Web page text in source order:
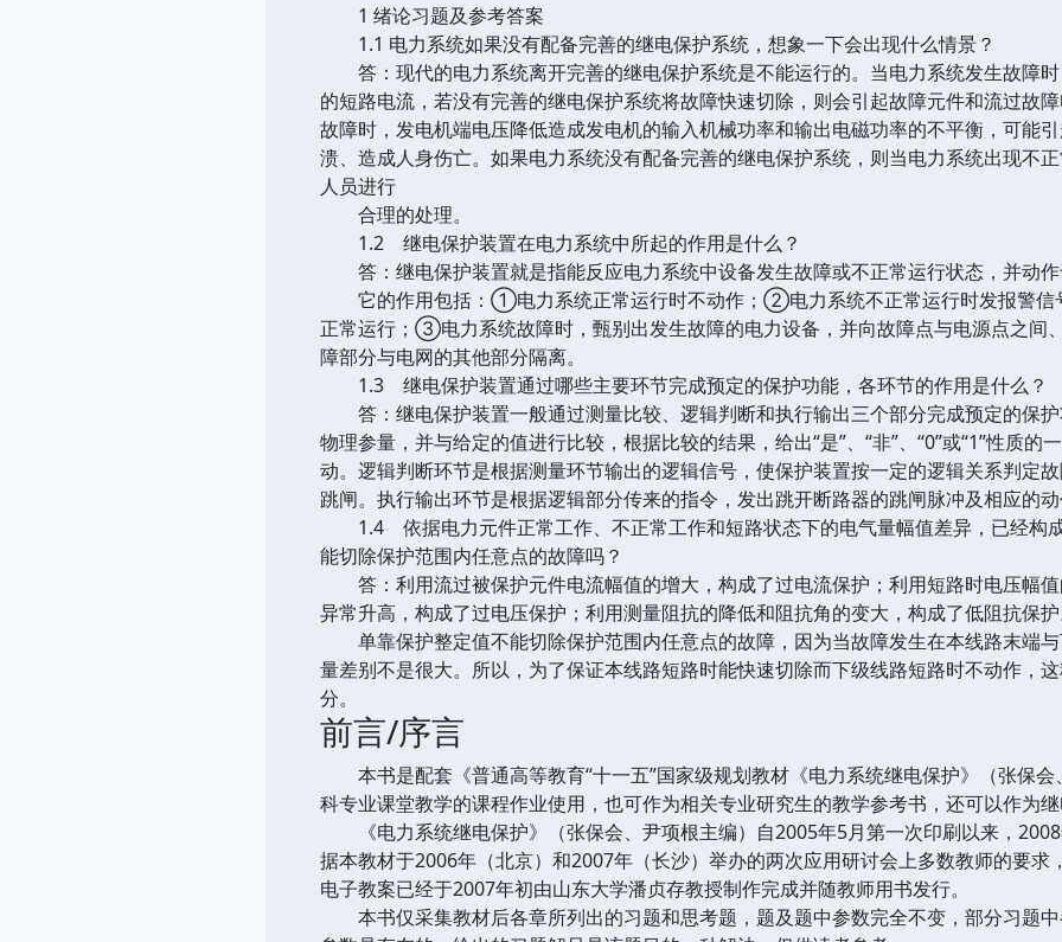
1 绪论习题及参考答案
1.1 电力系统如果没有配备完善的继电保护系统，想象一下会出现什么情景？
答：现代的电力系统离开完善的继电保护系统是不能运行的。当电力系统发生故障
的短路电流，若没有完善的继电保护系统将故障快速切除，则会引起故障元件和流过故
故障时，发电机端电压降低造成发电机的输入机械功率和输出电磁功率的不平衡，可能
溃、造成人身伤亡。如果电力系统没有配备完善的继电保护系统，则当电力系统出现不
人员进行
合理的处理。
1.2 继电保护装置在电力系统中所起的作用是什么？
答：继电保护装置就是指能反应电力系统中设备发生故障或不正常运行状态，并动
它的作用包括：①电力系统正常运行时不动作；②电力系统不正常运行时发报警信
正常运行；③电力系统故障时，甄别出发生故障的电力设备，并向故障点与电源点之间
障部分与电网的其他部分隔离。
1.3 继电保护装置通过哪些主要环节完成预定的保护功能，各环节的作用是什么？
答：继电保护装置一般通过测量比较、逻辑判断和执行输出三个部分完成预定的保
物理参量，并与给定的值进行比较，根据比较的结果，给出“是”、“非”、“0”或“1”性质
动。逻辑判断环节是根据测量环节输出的逻辑信号，使保护装置按一定的逻辑关系判定
跳闸。执行输出环节是根据逻辑部分传来的指令，发出跳开断路器的跳闸脉冲及相应的
1.4 依据电力元件正常工作、不正常工作和短路状态下的电气量幅值差异，已经构
能切除保护范围内任意点的故障吗？
答：利用流过被保护元件电流幅值的增大，构成了过电流保护；利用短路时电压幅
异常升高，构成了过电压保护；利用测量阻抗的降低和阻抗角的变大，构成了低阻抗保
单靠保护整定值不能切除保护范围内任意点的故障，因为当故障发生在本线路末端
量差别不是很大。所以，为了保证本线路短路时能快速切除而下级线路短路时不动作，
分。
前言/序言
本书是配套《普通高等教育“十一五”国家级规划教材《电力系统继电保护》（张保
科专业课堂教学的课程作业使用，也可作为相关专业研究生的教学参考书，还可以作为
《电力系统继电保护》（张保会、尹项根主编）自2005年5月第一次印刷以来，
据本教材于2006年（北京）和2007年（长沙）举办的两次应用研讨会上多数教师的要
电子教案已经于2007年初由山东大学潘贞存教授制作完成并随教师用书发行。
本书仅采集教材后各章所列出的习题和思考题，题及题中参数完全不变，部分习题